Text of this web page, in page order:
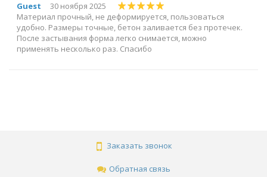
Guest
30 ноября 2025
Материал прочный, не деформируется, пользоваться
удобно. Размеры точные, бетон заливается без протечек.
После застывания форма легко снимается, можно
применять несколько раз. Спасибо
Заказать звонок
Обратная связь